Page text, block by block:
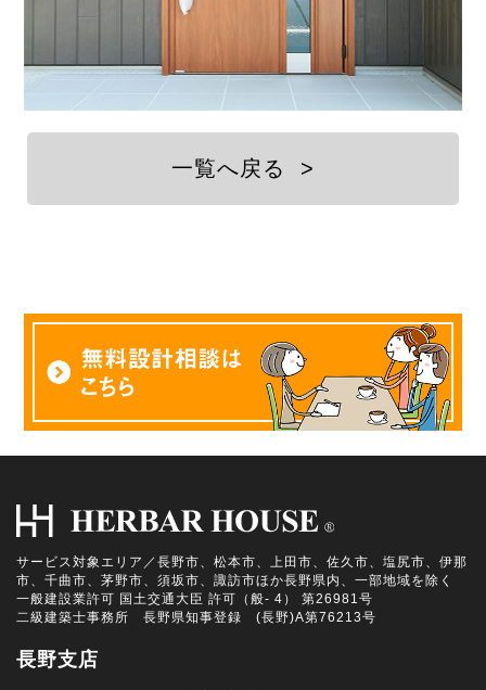
一覧へ戻る >
サービス対象エリア／長野市、松本市、上田市、佐久市、塩尻市、伊那
市、千曲市、茅野市、須坂市、諏訪市ほか長野県内、一部地域を除く
一般建設業許可 国土交通大臣 許可（般- 4） 第26981号
二級建築士事務所 長野県知事登録 (長野)A第76213号
長野支店